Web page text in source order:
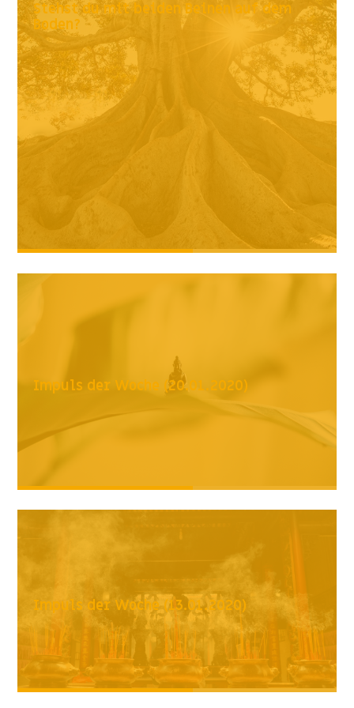
Stehst du mit beiden Beinen auf dem
Boden?
Impuls der Woche (20.01.2020)
Impuls der Woche (13.01.2020)